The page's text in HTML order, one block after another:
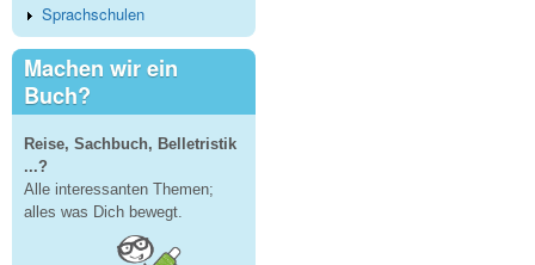
Sprachschulen
Machen wir ein
Buch?
Reise, Sachbuch, Belletristik
...?
Alle interessanten Themen;
alles was Dich bewegt.